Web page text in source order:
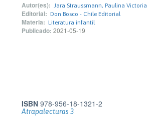
Autor(es): Jara Straussmann, Paulina Victoria
Editorial: Don Bosco - Chile Editorial
Materia: Literatura infantil
Publicado: 2021-05-19
ISBN 978-956-18-1321-2
Atrapalecturas 3